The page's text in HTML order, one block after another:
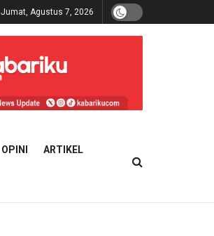
Jumat, Agustus 7, 2026
OPINI ARTIKEL